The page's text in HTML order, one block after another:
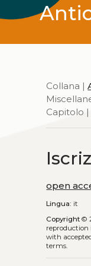
Collana |
Capitolo
open
Lingua: it
Copyright ©
reproduction
with
terms.